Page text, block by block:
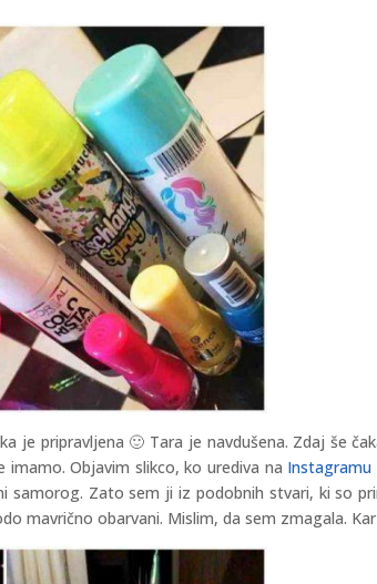
je pripravljena 🙂 Tara je navdušena. Zdaj še
Objavim slikco, ko urediva na Instagramu
Zato sem ji iz podobnih stvari, ki so
mavrično obarvani. Mislim, da sem zmagala.